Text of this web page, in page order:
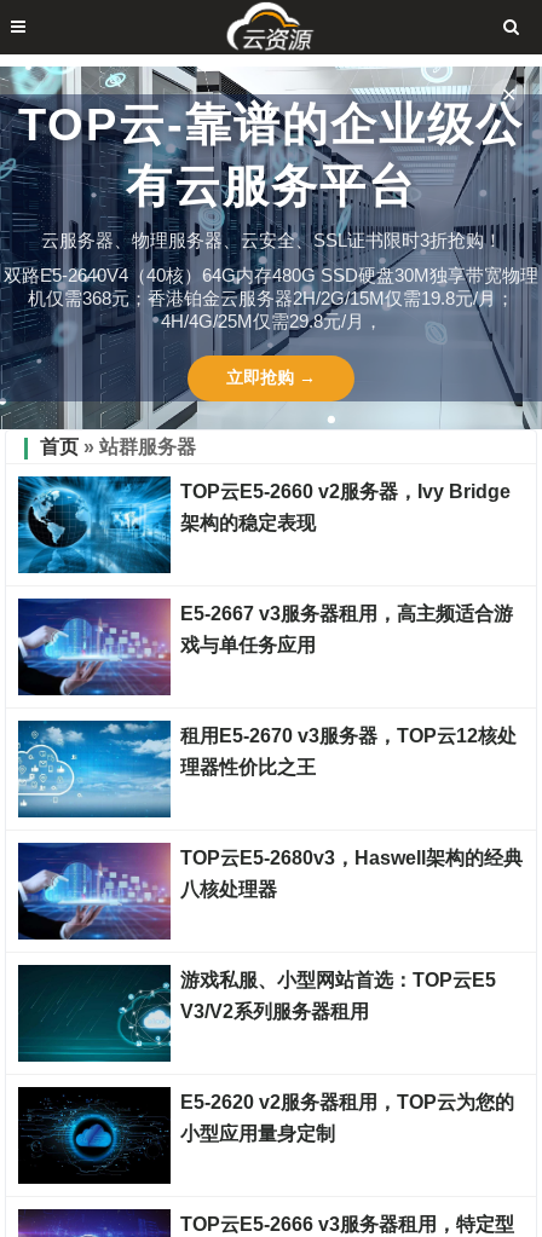
TOP云-靠谱的企业级公
有云服务平台
云服务器、物理服务器、云安全、SSL证书限时3折抢购！
双路E5-2640V4（40核）64G内存480G SSD硬盘30M独享带宽物理
机仅需368元；香港铂金云服务器2H/2G/15M仅需19.8元/月；
4H/4G/25M仅需29.8元/月，
立即抢购 →
✕
首页 » 站群服务器
TOP云E5-2660 v2服务器，Ivy Bridge
架构的稳定表现
E5-2667 v3服务器租用，高主频适合游
戏与单任务应用
租用E5-2670 v3服务器，TOP云12核处
理器性价比之王
TOP云E5-2680v3，Haswell架构的经典
八核处理器
游戏私服、小型网站首选：TOP云E5
V3/V2系列服务器租用
E5-2620 v2服务器租用，TOP云为您的
小型应用量身定制
TOP云E5-2666 v3服务器租用，特定型